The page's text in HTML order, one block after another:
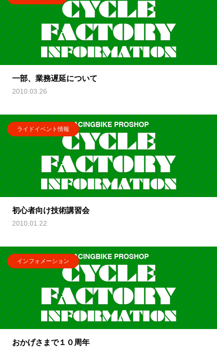
一部、業務遅延について
2010.03.26
ライドイベント情報
初心者向け技術講習会
2010.01.22
インフォメーション
おかげさまで１０周年